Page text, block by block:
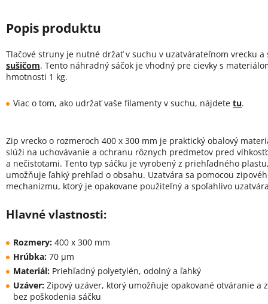
Tlačové struny je nutné držať v suchu v uzatvárateľnom vrecku a
sušičom. Tento náhradný sáčok je vhodný pre cievky s
hmotnosti 1 kg.
Viac o tom, ako udržať vaše filamenty v suchu, nájdete tu.
Zip vrecko o rozmeroch 400 x 300 mm je praktický obalový
slúži na uchovávanie a ochranu rôznych predmetov pred
a nečistotami. Tento typ sáčku je vyrobený z priehľadného
umožňuje ľahký prehľad o obsahu. Uzatvára sa pomocou
mechanizmu, ktorý je opakovane použiteľný a spoľahlivo
Hlavné vlastnosti:
Rozmery: 400 x 300 mm
Hrúbka: 70 µm
Materiál: Priehľadný polyetylén, odolný a ľahký
Uzáver: Zipový uzáver, ktorý umožňuje opakované otváranie a
bez poškodenia sáčku